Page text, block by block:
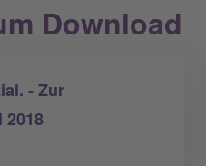
Download
- Zur